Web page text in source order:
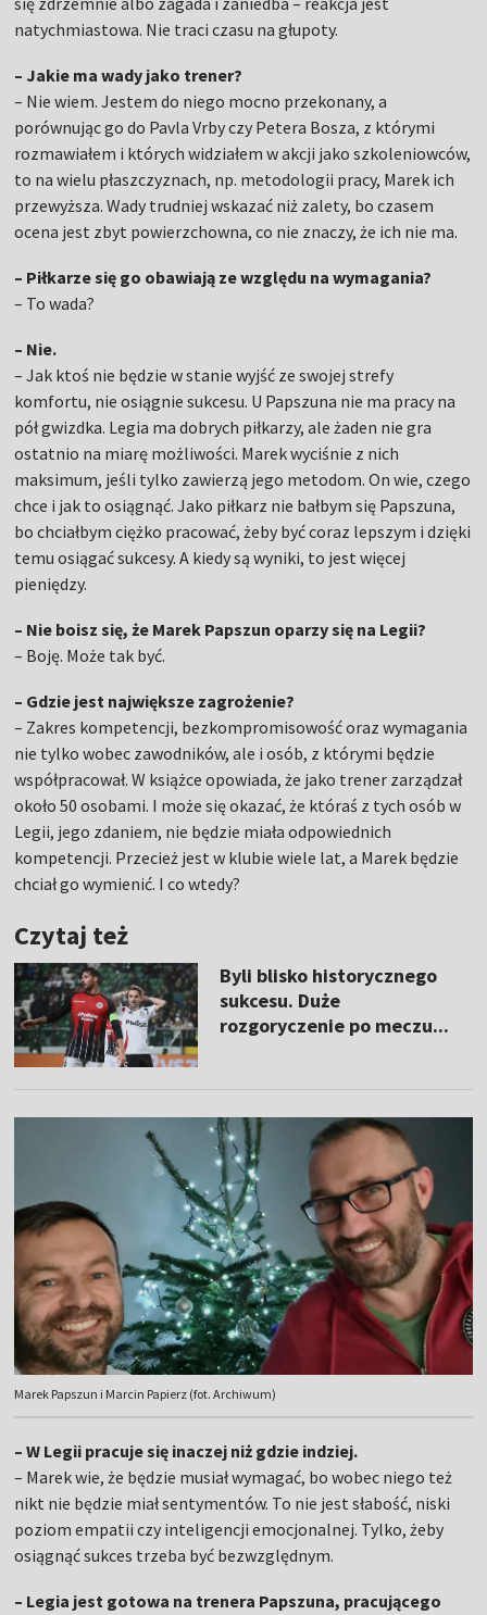
natychmiastowa. Nie traci czasu na głupoty.
– Jakie ma wady jako trener?
– Nie wiem. Jestem do niego mocno przekonany, a
porównując go do Pavla Vrby czy Petera Bosza, z którymi
rozmawiałem i których widziałem w akcji jako szkoleniowców,
to na wielu płaszczyznach, np. metodologii pracy, Marek ich
przewyższa. Wady trudniej wskazać niż zalety, bo czasem
ocena jest zbyt powierzchowna, co nie znaczy, że ich nie ma.
– Piłkarze się go obawiają ze względu na wymagania?
– To wada?
– Nie.
– Jak ktoś nie będzie w stanie wyjść ze swojej strefy
komfortu, nie osiągnie sukcesu. U Papszuna nie ma pracy na
pół gwizdka. Legia ma dobrych piłkarzy, ale żaden nie gra
ostatnio na miarę możliwości. Marek wyciśnie z nich
maksimum, jeśli tylko zawierzą jego metodom. On wie, czego
chce i jak to osiągnąć. Jako piłkarz nie bałbym się Papszuna,
bo chciałbym ciężko pracować, żeby być coraz lepszym i dzięki
temu osiągać sukcesy. A kiedy są wyniki, to jest więcej
pieniędzy.
– Nie boisz się, że Marek Papszun oparzy się na Legii?
– Boję. Może tak być.
– Gdzie jest największe zagrożenie?
– Zakres kompetencji, bezkompromisowość oraz wymagania
nie tylko wobec zawodników, ale i osób, z którymi będzie
współpracował. W książce opowiada, że jako trener zarządzał
około 50 osobami. I może się okazać, że któraś z tych osób w
Legii, jego zdaniem, nie będzie miała odpowiednich
kompetencji. Przecież jest w klubie wiele lat, a Marek będzie
chciał go wymienić. I co wtedy?
Czytaj też
Byli blisko historycznego
sukcesu. Duże
rozgoryczenie po meczu...
Marek Papszun i Marcin Papierz (fot. Archiwum)
– W Legii pracuje się inaczej niż gdzie indziej.
– Marek wie, że będzie musiał wymagać, bo wobec niego też
nikt nie będzie miał sentymentów. To nie jest słabość, niski
poziom empatii czy inteligencji emocjonalnej. Tylko, żeby
osiągnąć sukces trzeba być bezwzględnym.
– Legia jest gotowa na trenera Papszuna, pracującego